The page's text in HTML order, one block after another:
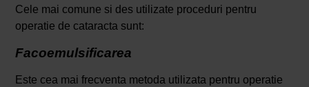
Cele mai comune si des utilizate proceduri pentru
operatie de cataracta sunt:
Facoemulsificarea
Este cea mai frecventa metoda utilizata pentru operatie